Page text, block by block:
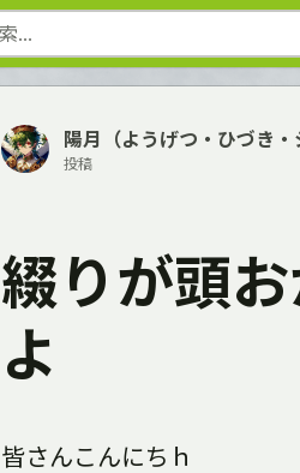
陽月（ようげつ・ひづき・
投稿
綴りが頭
よ
皆さんこんにちｈ